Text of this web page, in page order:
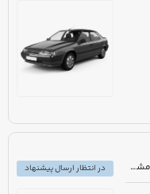
مزایده دولتی خودرو بنز SL350 مدل 2008 رنگ مشکی روغنی
در انتظار ارسال پیشنهاد